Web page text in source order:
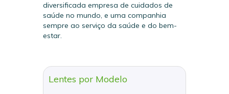
diversificada empresa de cuidados de
saúde no mundo, e uma companhia
sempre ao serviço da saúde e do bem-
estar.
Lentes por Modelo